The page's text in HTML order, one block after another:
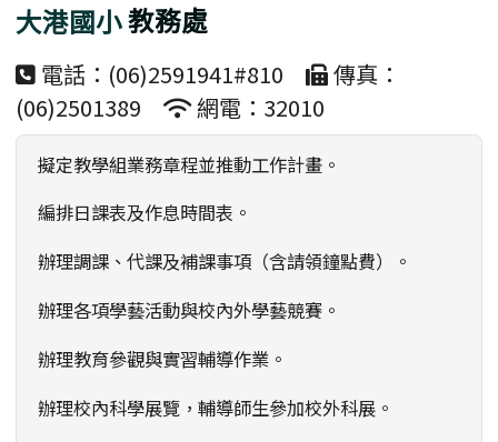
大港國小教務處
電話：(06)2591941#810
傳真：
(06)2501389
網電：32010
擬定教學組業務章程並推動工作計畫。
編排日課表及作息時間表。
辦理調課、代課及補課事項（含請領鐘點費）。
辦理各項學藝活動與校內外學藝競賽。
辦理教育參觀與實習輔導作業。
辦理校內科學展覽，輔導師生參加校外科展。